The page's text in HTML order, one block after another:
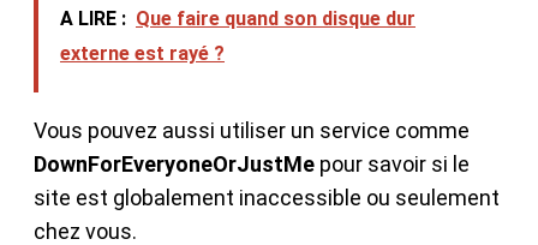
A LIRE : Que faire quand son disque dur
externe est rayé ?
Vous pouvez aussi utiliser un service comme
DownForEveryoneOrJustMe pour savoir si le
site est globalement inaccessible ou seulement
chez vous.